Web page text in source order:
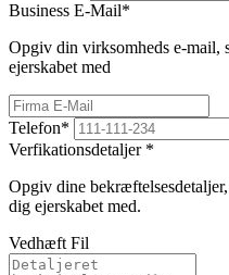
Business E-Mail*
Opgiv din virksomheds e-
ejerskabet med
Telefon*
Verfikationsdetaljer *
Opgiv dine
dig ejerskabet med.
Vedhæft Fil